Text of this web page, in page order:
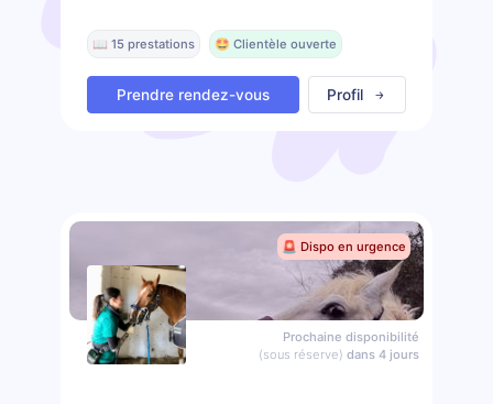
📖 15 prestations 🤩 Clientèle ouverte
Prendre rendez-vous Profil
🚨 Dispo en urgence
Prochaine disponibilité
(sous réserve) dans 4 jours